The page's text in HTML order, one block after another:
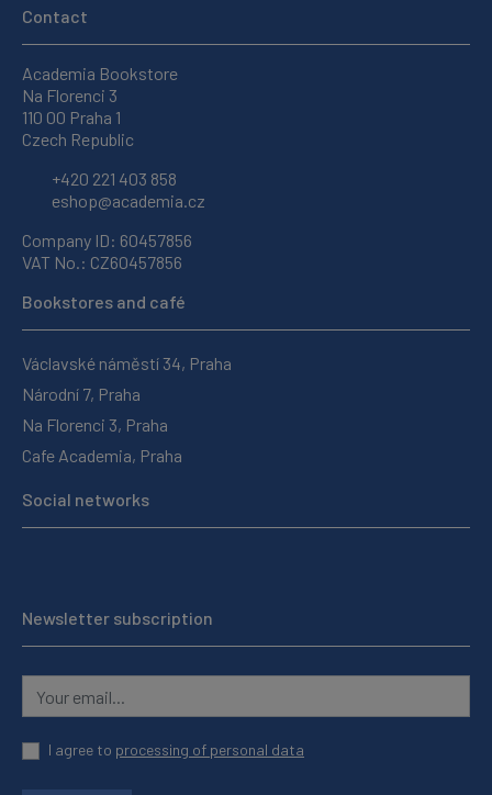
Contact
Academia Bookstore
Na Florenci 3
110 00 Praha 1
Czech Republic
+420 221 403 858
eshop@academia.cz
Company ID: 60457856
VAT No.: CZ60457856
Bookstores and café
Václavské náměstí 34, Praha
Národní 7, Praha
Na Florenci 3, Praha
Cafe Academia, Praha
Social networks
Newsletter subscription
I agree to processing of personal data